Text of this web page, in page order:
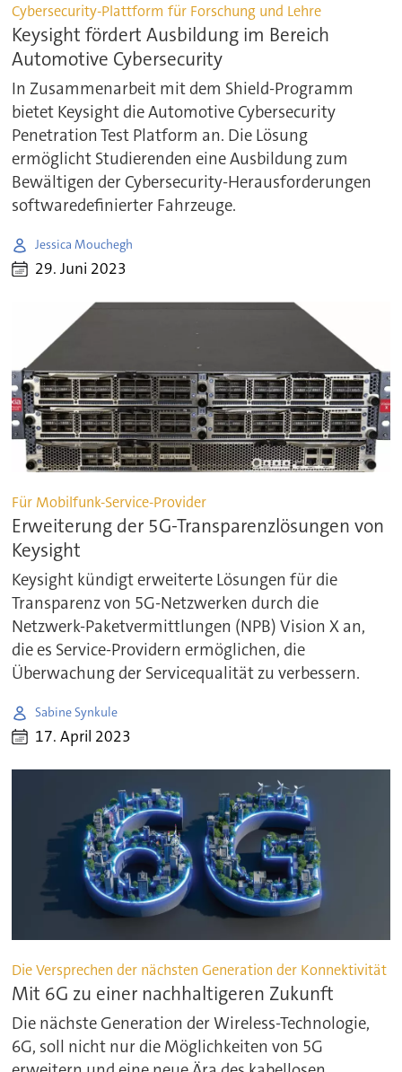
Cybersecurity-Plattform für Forschung und Lehre
Keysight fördert Ausbildung im Bereich
Automotive Cybersecurity
In Zusammenarbeit mit dem Shield-Programm
bietet Keysight die Automotive Cybersecurity
Penetration Test Platform an. Die Lösung
ermöglicht Studierenden eine Ausbildung zum
Bewältigen der Cybersecurity-Herausforderungen
softwaredefinierter Fahrzeuge.
Jessica Mouchegh
29. Juni 2023
Für Mobilfunk-Service-Provider
Erweiterung der 5G-Transparenzlösungen von
Keysight
Keysight kündigt erweiterte Lösungen für die
Transparenz von 5G-Netzwerken durch die
Netzwerk-Paketvermittlungen (NPB) Vision X an,
die es Service-Providern ermöglichen, die
Überwachung der Servicequalität zu verbessern.
Sabine Synkule
17. April 2023
Die Versprechen der nächsten Generation der Konnektivität
Mit 6G zu einer nachhaltigeren Zukunft
Die nächste Generation der Wireless-Technologie,
6G, soll nicht nur die Möglichkeiten von 5G